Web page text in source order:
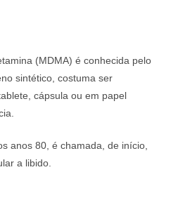
(MDMA) é conhecida pelo
sintético, costuma ser
cápsula ou em papel
anos 80, é chamada, de início,
a libido.